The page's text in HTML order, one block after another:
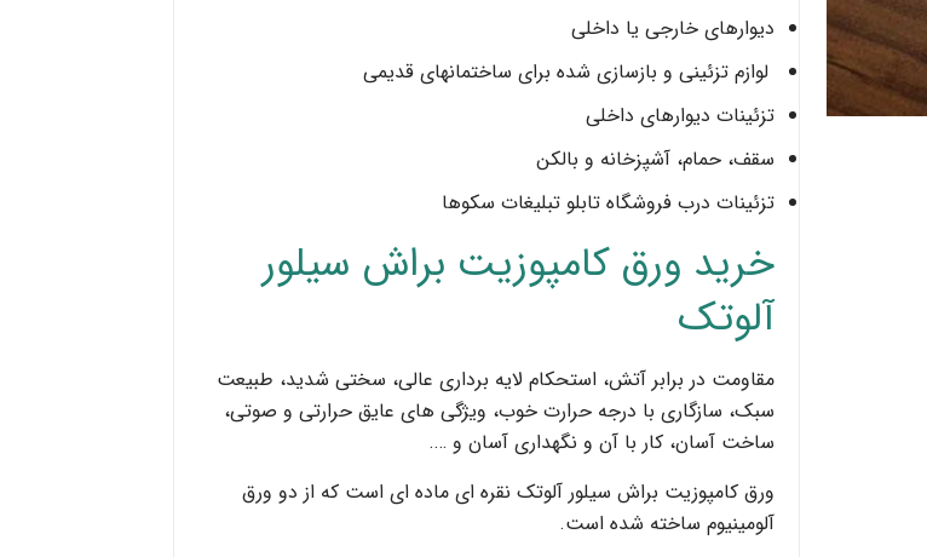
دیوارهای خارجی یا داخلی
لوازم تزئینی و بازسازی شده برای ساختمانهای قدیمی
تزئینات دیوارهای داخلی
سقف، حمام، آشپزخانه و بالکن
تزئینات درب فروشگاه تابلو تبلیغات سکوها
خرید ورق کامپوزیت براش سیلور
آلوتک
مقاومت در برابر آتش، استحکام لایه برداری عالی، سختی شدید، طبیعت
سبک، سازگاری با درجه حرارت خوب، ویژگی های عایق حرارتی و صوتی،
ساخت آسان، کار با آن و نگهداری آسان و ….
ورق کامپوزیت براش سیلور آلوتک‎ نقره ای ماده ای است که از دو ورق
آلومینیوم ساخته شده است.